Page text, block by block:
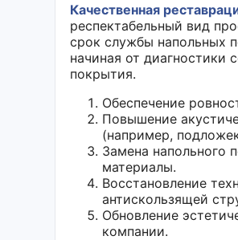
Качественная
респектабельный вид
срок службы напольных
начиная от диагностики
покрытия.
Обеспечение
Повышение
(например,
Замена напольного
материалы.
Восстановление
антискользящей
Обновление
компании.